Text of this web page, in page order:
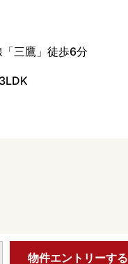
三鷹」徒歩6分
物件エントリーする